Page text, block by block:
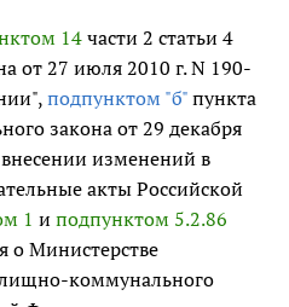
14 части 2 статьи 4
от 27 июля 2010 г. N 190-
подпунктом "б" пункта
закона от 29 декабря
изменений в
акты Российской
1 и подпунктом 5.2.86
о Министерстве
коммунального